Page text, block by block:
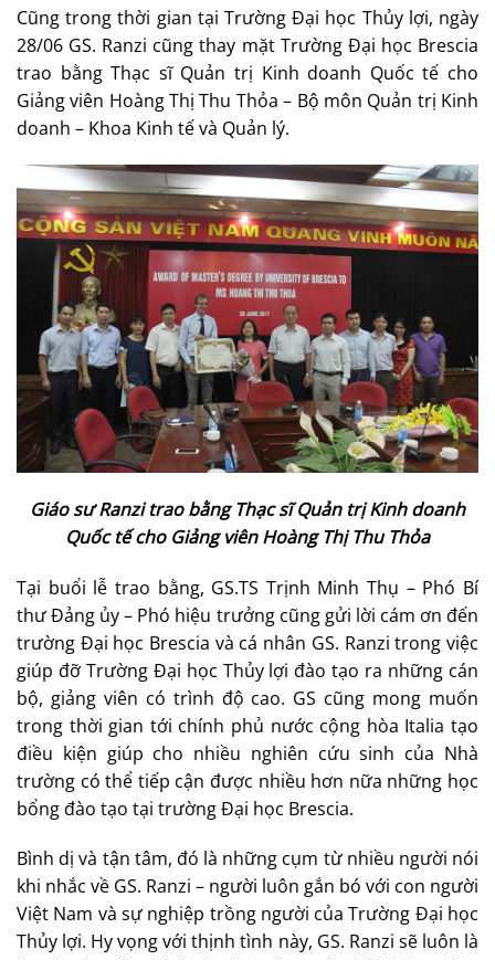
Cũng trong thời gian tại Trường Đại học Thủy lợi, ngày
28/06 GS. Ranzi cũng thay mặt Trường Đại học Brescia
trao bằng Thạc sĩ Quản trị Kinh doanh Quốc tế cho
Giảng viên Hoàng Thị Thu Thỏa – Bộ môn Quản trị Kinh
doanh – Khoa Kinh tế và Quản lý.
Giáo sư Ranzi trao bằng Thạc sĩ Quản trị Kinh doanh
Quốc tế cho Giảng viên Hoàng Thị Thu Thỏa
Tại buổi lễ trao bằng, GS.TS Trịnh Minh Thụ – Phó Bí
thư Đảng ủy – Phó hiệu trưởng cũng gửi lời cám ơn đến
trường Đại học Brescia và cá nhân GS. Ranzi trong việc
giúp đỡ Trường Đại học Thủy lợi đào tạo ra những cán
bộ, giảng viên có trình độ cao. GS cũng mong muốn
trong thời gian tới chính phủ nước cộng hòa Italia tạo
điều kiện giúp cho nhiều nghiên cứu sinh của Nhà
trường có thể tiếp cận được nhiều hơn nữa những học
bổng đào tạo tại trường Đại học Brescia.
Bình dị và tận tâm, đó là những cụm từ nhiều người nói
khi nhắc về GS. Ranzi – người luôn gắn bó với con người
Việt Nam và sự nghiệp trồng người của Trường Đại học
Thủy lợi. Hy vọng với thịnh tình này, GS. Ranzi sẽ luôn là